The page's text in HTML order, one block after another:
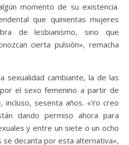
momento de su existencia.
que quinientas mujeres
de lesbianismo, sino que
cierta pulsión», remacha
sexualidad cambiante, la de las
el sexo femenino a partir de
incluso, sesenta años. «Yo creo
dando permiso ahora para
y entre un siete o un ocho
decanta por esta alternativa»,